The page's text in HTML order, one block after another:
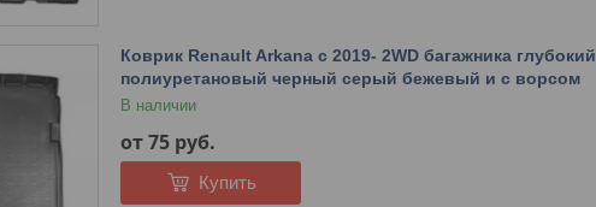
Коврик Renault Arkana с 2019- 2WD багажника глубокий
полиуретановый черный серый бежевый и с ворсом
В наличии
от 75 руб.
Купить